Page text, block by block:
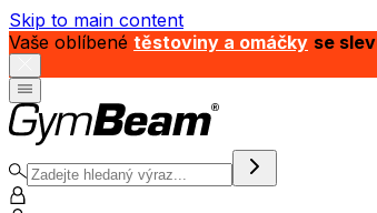
Skip to main content
Vaše oblíbené těstoviny a omáčky se